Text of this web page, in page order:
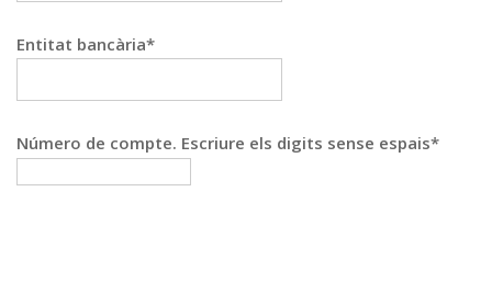
Entitat bancària*
Número de compte. Escriure els digits sense espais*